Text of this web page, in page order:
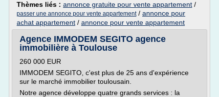
Thèmes liés : annonce gratuite pour vente appartement /
passer une annonce pour vente appartement/ annonce pour
achat appartement / annonce pour vente appartement
Agence IMMODEM SEGITO agence
immobilière à Toulouse
260 000 EUR
IMMODEM SEGITO, c'est plus de 25 ans d'expérience
sur le marché immobilier toulousain.
Notre agence développe quatre grands services : la